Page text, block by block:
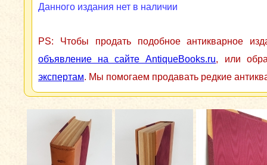
Данного издания нет в наличии
PS: Чтобы продать подобное антикварное
объявление на сайте AntiqueBooks.ru, или
экспертам. Мы помогаем продавать редкие